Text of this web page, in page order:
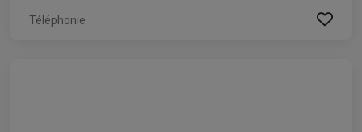
Téléphonie